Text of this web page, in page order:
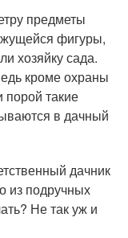
предметы
фигуры,
хозяйку сада.
кроме охраны
порой такие
в дачный
дачник
из подручных
Не так уж и